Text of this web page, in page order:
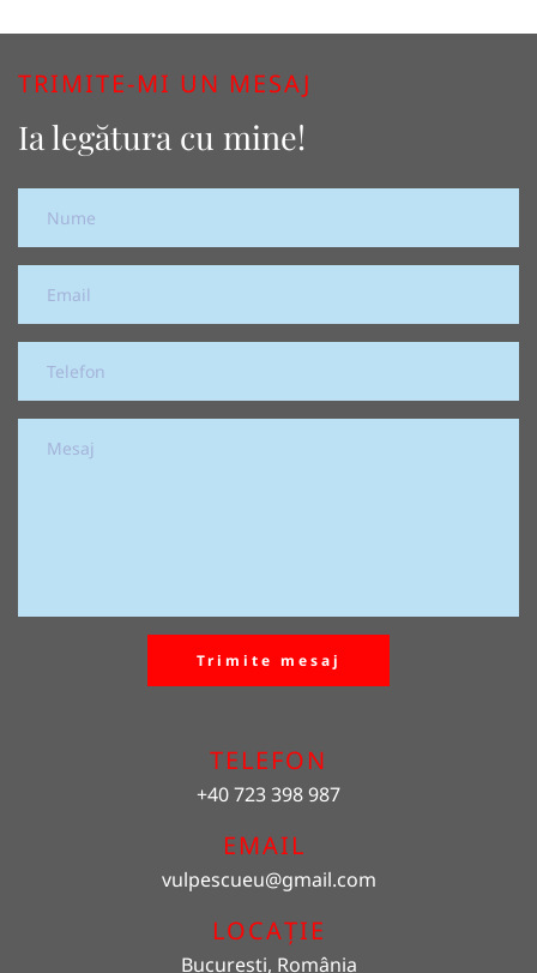
TRIMITE-MI UN MESAJ
Ia legătura cu mine!
Trimite mesaj
TELEFON
+40 723 398 987
EMAIL
vulpescueu@gmail.com
LOCAȚIE
București, România